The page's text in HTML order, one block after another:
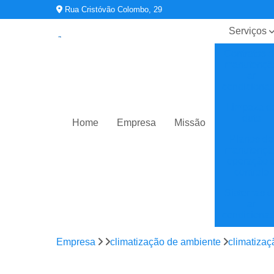
Rua Cristóvão Colombo, 29
Home Empresa Missão
Serviços
Sistemas
Empresa climatização de ambiente